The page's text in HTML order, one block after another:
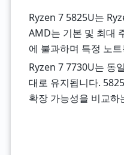
Ryzen 7 5825U는
AMD는 기본 및 최대
에 불과하며 특정 노
Ryzen 7 7730U는 동
대로 유지됩니다.
확장 가능성을 비교하